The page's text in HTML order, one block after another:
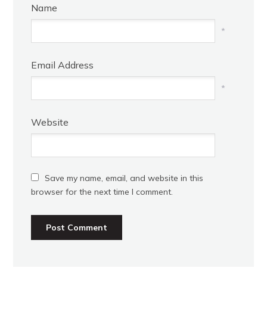
Name
*
Email Address
*
Website
Save my name, email, and website in this
browser for the next time I comment.